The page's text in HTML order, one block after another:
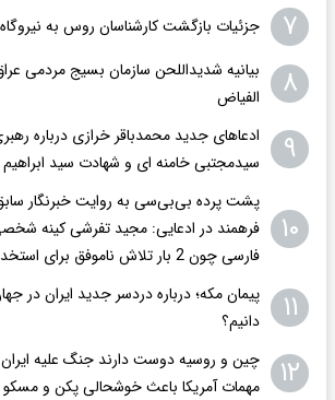
۷ جزئیات بازگشت کارشناسان روس به
۸
بیانیه شدیداللحن سازمان بسیج مردمی
الفیاض
۹
ادعاهای جدید محمدباقر خرازی درباره
سیدمجتبی خامنه ای و شهادت سید
۱۰
پشت پرده بی‌بی‌سی به روایت خبرنگار
فرهمند در ادعایی: مجید تفرشی کینه
فارسی چون 2 بار تلاش ناموفق برای استخدام داشت
۱۱
پیمان مکه؛ درباره دردسر جدید ایران در
دانیم؟
۱۲
چین و روسیه دوست دارند جنگ علیه ایران
مهمات آمریکا باعث خوشحالی پکن و